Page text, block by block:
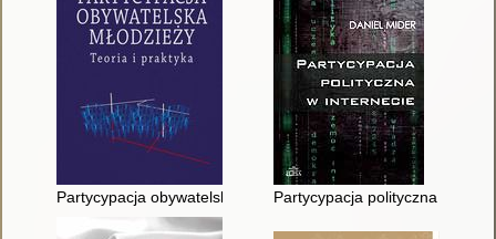
Partycypacja obywatelska młodzieży : teoria i praktyka
Partycypacja polityczna w